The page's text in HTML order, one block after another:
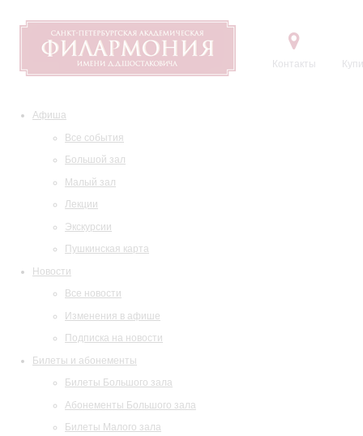
Контакты
Афиша
Все события
Большой зал
Малый зал
Лекции
Экскурсии
Пушкинская карта
Новости
Все новости
Изменения в афише
Подписка на новости
Билеты и абонементы
Билеты Большого зала
Абонементы Большого зала
Билеты Малого зала